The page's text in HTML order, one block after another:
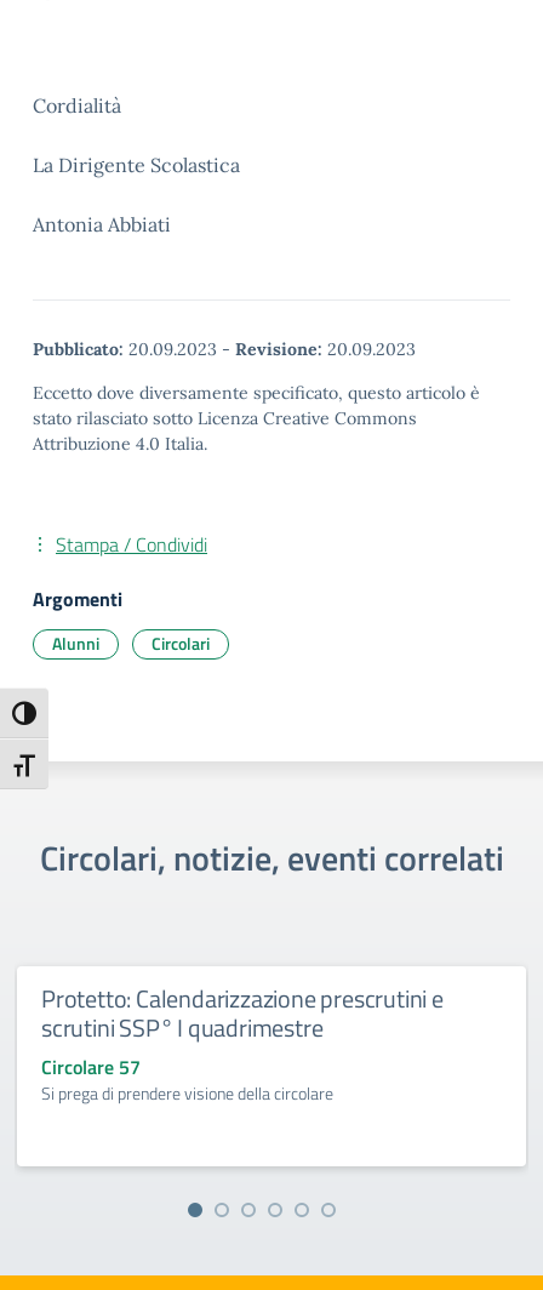
Attiva/disattiva alto contrasto
Attiva/disattiva dimensione testo
Cordialità
La Dirigente Scolastica
Antonia Abbiati
Pubblicato: 20.09.2023 - Revisione: 20.09.2023
Eccetto dove diversamente specificato, questo articolo è
stato rilasciato sotto Licenza Creative Commons
Attribuzione 4.0 Italia.
Stampa / Condividi
Argomenti
Alunni Circolari
Circolari, notizie, eventi correlati
Protetto: Calendarizzazione prescrutini e
scrutini SSP° I quadrimestre
Circolare 57
Si prega di prendere visione della circolare